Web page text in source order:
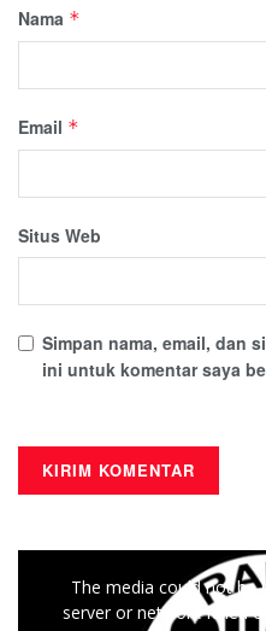
Nama *
Email *
Situs Web
Simpan nama, email, dan
ini untuk komentar saya
The media could not be
server or network failed